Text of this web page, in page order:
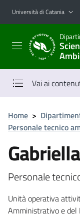
Vai al contenuto
Vai al menu di
Università di Catania
Vai ai
Home >
Personale tecnico
Personale
Unità operativa
Amministrativo e del